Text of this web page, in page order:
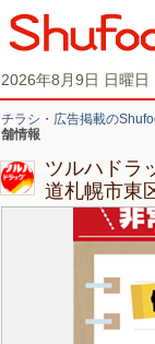
2026年8月9日 日曜日
チラシ・広告掲載の
舗情報
ツルハドラ
道札幌市東